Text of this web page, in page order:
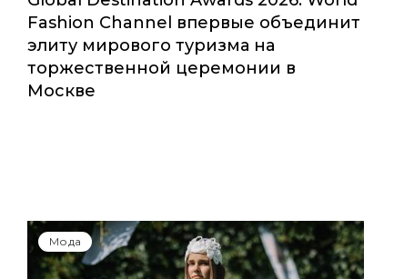
Fashion Channel впервые объединит
элиту мирового туризма на
торжественной церемонии в
Москве
Мода